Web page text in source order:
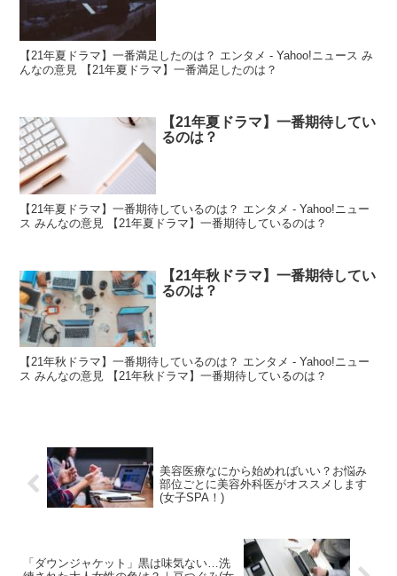
【21年夏ドラマ】一番満足したのは？ エンタメ - Yahoo!ニュース み
んなの意見 【21年夏ドラマ】一番満足したのは？
【21年夏ドラマ】一番期待してい
るのは？
【21年夏ドラマ】一番期待しているのは？ エンタメ - Yahoo!ニュー
ス みんなの意見 【21年夏ドラマ】一番期待しているのは？
【21年秋ドラマ】一番期待してい
るのは？
【21年秋ドラマ】一番期待しているのは？ エンタメ - Yahoo!ニュー
ス みんなの意見 【21年秋ドラマ】一番期待しているのは？
美容医療なにから始めればいい？お悩み
部位ごとに美容外科医がオススメします
(女子SPA！)
「ダウンジャケット」黒は味気ない…洗